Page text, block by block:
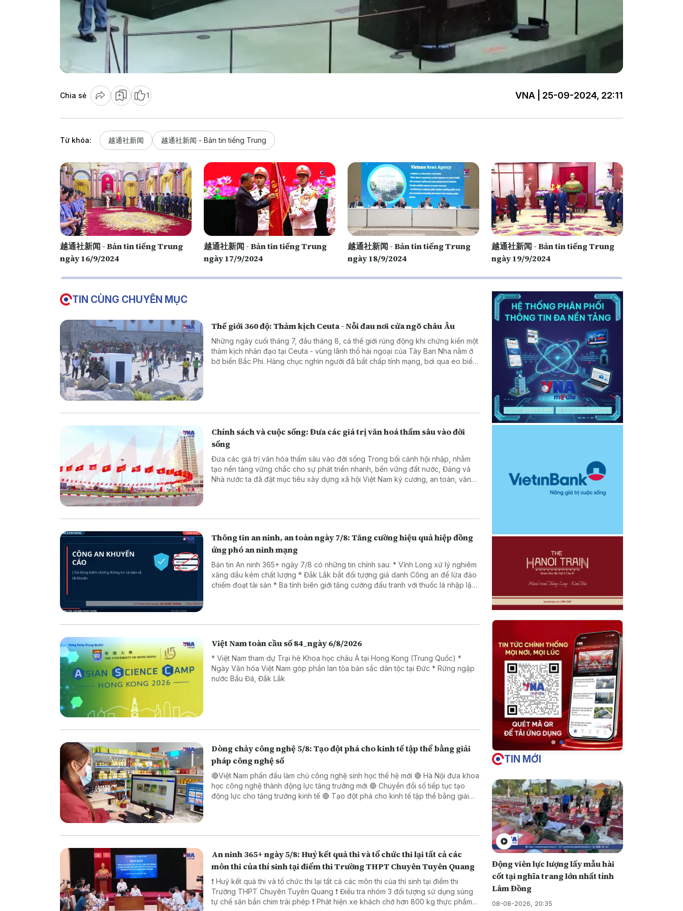
Chia sẻ 1 VNA | 25-09-2024, 22:11
Từ khóa: 越通社新闻 越通社新闻 - Bản tin tiếng Trung
越通社新闻 - Bản tin tiếng Trung
ngày 16/9/2024
越通社新闻 - Bản tin tiếng Trung
ngày 17/9/2024
越通社新闻 - Bản tin tiếng Trung
ngày 18/9/2024
越通社新闻 - Bản tin tiếng Trung
ngày 19/9/2024
TIN CÙNG CHUYÊN MỤC
Thế giới 360 độ: Thảm kịch Ceuta - Nỗi đau nơi cửa ngõ châu Âu
Những ngày cuối tháng 7, đầu tháng 8, cả thế giới rúng động khi chứng kiến một
thảm kịch nhân đạo tại Ceuta - vùng lãnh thổ hải ngoại của Tây Ban Nha nằm ở
bờ biển Bắc Phi. Hàng chục nghìn người đã bất chấp tính mạng, bơi qua eo biển
Chính sách và cuộc sống: Đưa các giá trị văn hoá thấm sâu vào đời
sống
Đưa các giá trị văn hóa thấm sâu vào đời sống Trong bối cảnh hội nhập, nhằm
tạo nền tảng vững chắc cho sự phát triển nhanh, bền vững đất nước, Đảng và
Nhà nước ta đã đặt mục tiêu xây dựng xã hội Việt Nam kỷ cương, an toàn, văn
dân là mục tiêu cao nhất.
Thông tin an ninh, an toàn ngày 7/8: Tăng cường hiệu quả hiệp đồng
ứng phó an ninh mạng
Bản tin An ninh 365+ ngày 7/8 có những tin chính sau: * Vĩnh Long xử lý nghiêm
xăng dầu kém chất lượng * Đắk Lắk bắt đối tượng giả danh Công an để lừa đảo
chiếm đoạt tài sản * Ba tỉnh biên giới tăng cường đấu tranh với thuốc lá nhập lậu
Việt Nam toàn cầu số 84_ngày 6/8/2026
* Việt Nam tham dự Trại hè Khoa học châu Á tại Hong Kong (Trung Quốc) *
Ngày Văn hóa Việt Nam góp phần lan tỏa bản sắc dân tộc tại Đức * Rừng ngập
nước Bầu Đá, Đắk Lắk
Dòng chảy công nghệ 5/8: Tạo đột phá cho kinh tế tập thể bằng giải
pháp công nghệ số
🔴Việt Nam phấn đấu làm chủ công nghệ sinh học thế hệ mới 🔴 Hà Nội đưa khoa
học công nghệ thành động lực tăng trưởng mới 🔴 Chuyển đổi số tiếp tục tạo
động lực cho tăng trưởng kinh tế 🔴 Tạo đột phá cho kinh tế tập thể bằng giải
An ninh 365+ ngày 5/8: Huỷ kết quả thi và tổ chức thi lại tất cả các
môn thi của thí sinh tại điểm thi Trường THPT Chuyên Tuyên Quang
❗ Huỷ kết quả thi và tổ chức thi lại tất cả các môn thi của thí sinh tại điểm thi
Trường THPT Chuyên Tuyên Quang ❗ Điều tra nhóm 3 đối tượng sử dụng súng
tự chế săn bắn chim trái phép ❗ Phát hiện xe khách chở hơn 800 kg thực phẩm
TIN MỚI
Động viên lực lượng lấy mẫu hài
cốt tại nghĩa trang lớn nhất tỉnh
Lâm Đồng
08-08-2026, 20:35